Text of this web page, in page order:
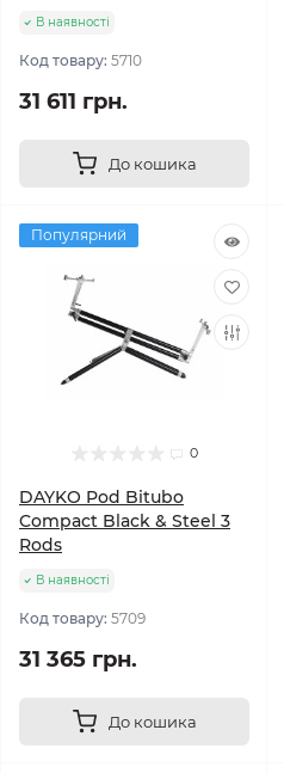
В наявності
Код товару: 5710
31 611 грн.
До кошика
Популярний
0
DAYKO Pod Bitubo
Compact Black & Steel 3
Rods
В наявності
Код товару: 5709
31 365 грн.
До кошика